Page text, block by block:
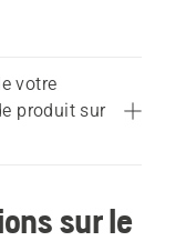
votre
produit sur
sur le